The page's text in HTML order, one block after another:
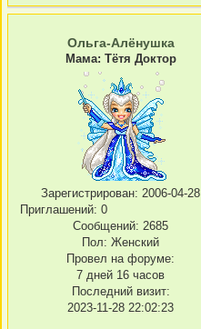
Ольга-Алёнушка
Мама: Тётя Доктор
Зарегистрирован: 2006-04-28
Приглашений: 0
Сообщений: 2685
Пол: Женский
Провел на форуме:
7 дней 16 часов
Последний визит:
2023-11-28 22:02:23